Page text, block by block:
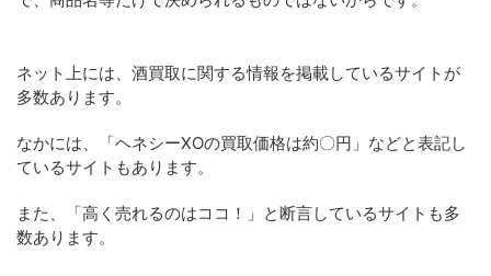
ネット上には、酒買取に関する情報を掲載しているサイトが
多数あります。
なかには、「ヘネシーXOの買取価格は約〇円」などと表記し
ているサイトもあります。
また、「高く売れるのはココ！」と断言しているサイトも多
数あります。